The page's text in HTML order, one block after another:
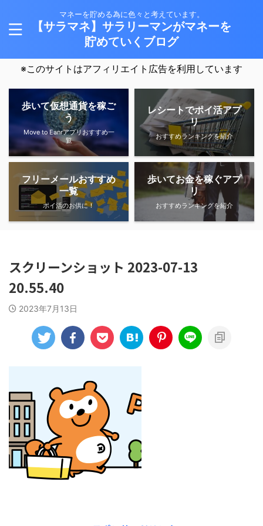
マネーを貯める為に色々と考えています。
【サラマネ】サラリーマンがマネーを
貯めていくブログ
※このサイトはアフィリエイト広告を利用しています
歩いて仮想通貨を稼ご
う
Move to Eanrアプリおすすめ一
覧
レシートでポイ活アプ
リ
おすすめランキングを紹介
フリーメールおすすめ
一覧
ポイ活のお供に！
歩いてお金を稼ぐアプ
リ
おすすめランキングを紹介
スクリーンショット 2023-07-13
20.55.40
2023年7月13日